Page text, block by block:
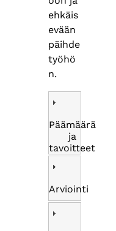
ehkäis
evään
päihde
työhö
n.
Päämäärä
ja
tavoitteet
Arviointi